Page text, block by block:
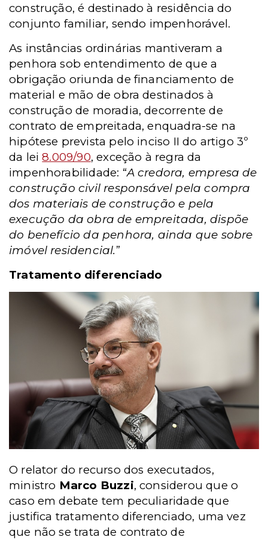
construção, é destinado à residência do
conjunto familiar, sendo impenhorável.
As instâncias ordinárias mantiveram a
penhora sob entendimento de que a
obrigação oriunda de financiamento de
material e mão de obra destinados à
construção de moradia, decorrente de
contrato de empreitada, enquadra-se na
hipótese prevista pelo inciso II do artigo 3º
da lei8.009/90, exceção à regra da
impenhorabilidade: “A credora, empresa de
construção civil responsável pela compra
dos materiais de construção e pela
execução da obra de empreitada, dispõe
do benefício da penhora, ainda que sobre
imóvel residencial.”
Tratamento diferenciado
O relator do recurso dos executados,
ministro Marco Buzzi, considerou que o
caso em debate tem peculiaridade que
justifica tratamento diferenciado, uma vez
que não se trata de contrato de